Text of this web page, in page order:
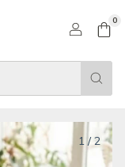
0
1 /2